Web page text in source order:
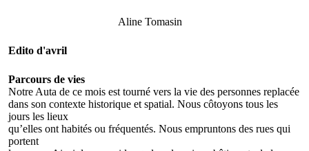
Aline Tomasin
Edito d'avril
Parcours de vies
Notre Auta de ce mois est tourné vers la vie des personnes replacée
dans son contexte historique et spatial. Nous côtoyons tous les
jours les lieux
qu’elles ont habités ou fréquentés. Nous empruntons des rues qui
portent